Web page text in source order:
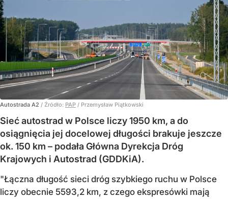
Autostrada A2 / Źródło: PAP / Przemysław Piątkowski
Sieć autostrad w Polsce liczy 1950 km, a do
osiągnięcia jej docelowej długości brakuje jeszcze
ok. 150 km – podała Główna Dyrekcja Dróg
Krajowych i Autostrad (GDDKiA).
"Łączna długość sieci dróg szybkiego ruchu w Polsce
liczy obecnie 5593,2 km, z czego ekspresówki mają